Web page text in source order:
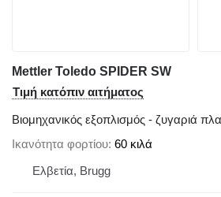
Mettler Toledo SPIDER SW
Τιμή κατόπιν αιτήματος
Βιομηχανικός εξοπλισμός - ζυγαριά
Ικανότητα φορτίου 60 κιλά
Ελβετία, Brugg